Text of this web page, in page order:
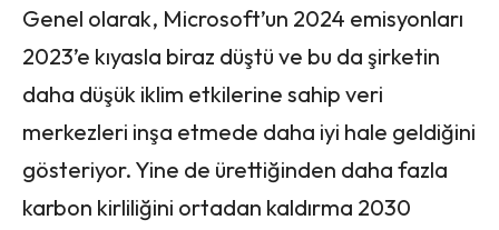
Genel olarak, Microsoft’un 2024 emisyonları
2023’e kıyasla biraz düştü ve bu da şirketin
daha düşük iklim etkilerine sahip veri
merkezleri inşa etmede daha iyi hale geldiğini
gösteriyor. Yine de ürettiğinden daha fazla
karbon kirliliğini ortadan kaldırma 2030